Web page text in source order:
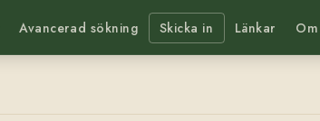
Avancerad sökning Skicka in Länkar Om